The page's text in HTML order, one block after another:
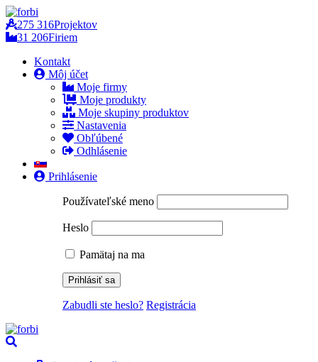
275 316Projektov
31 206Firiem
Kontakt
Môj účet
Moje firmy
Moje produkty
Moje skupiny produktov
Nastavenia
Obľúbené
Odhlásenie
Prihlásenie
Používateľské meno
Heslo
Pamätaj na ma
Zabudli ste heslo? Registrácia